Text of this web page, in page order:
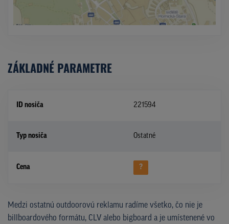
ZÁKLADNÉ PARAMETRE
ID nosiča 221594
Typ nosiča Ostatné
Cena ?
Medzi ostatnú outdoorovú reklamu radíme všetko, čo nie je
billboardového formátu, CLV alebo bigboard a je umístenené vo